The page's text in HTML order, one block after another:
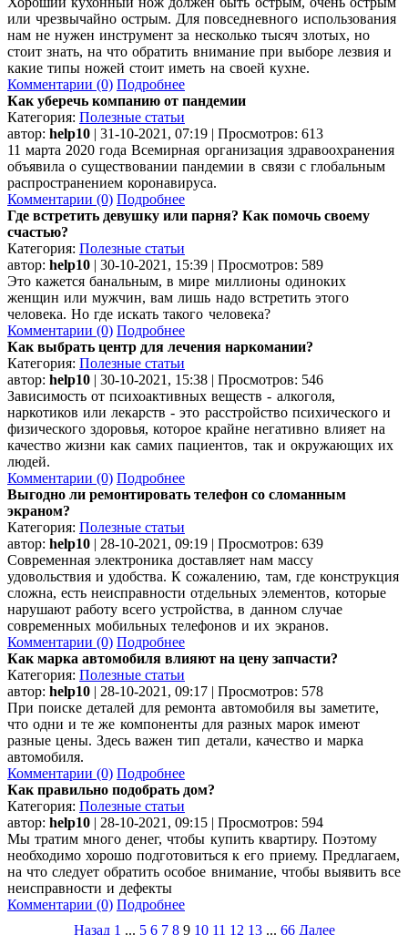
или чрезвычайно острым. Для повседневного использования
нам не нужен инструмент за несколько тысяч злотых, но
стоит знать, на что обратить внимание при выборе лезвия и
какие типы ножей стоит иметь на своей кухне.
Комментарии (0) Подробнее
Как уберечь компанию от пандемии
Категория: Полезные статьи
автор: help10 | 31-10-2021, 07:19 | Просмотров: 613
11 марта 2020 года Всемирная организация здравоохранения
объявила о существовании пандемии в связи с глобальным
распространением коронавируса.
Комментарии (0) Подробнее
Где встретить девушку или парня? Как помочь своему
счастью?
Категория: Полезные статьи
автор: help10 | 30-10-2021, 15:39 | Просмотров: 589
Это кажется банальным, в мире миллионы одиноких
женщин или мужчин, вам лишь надо встретить этого
человека. Но где искать такого человека?
Комментарии (0) Подробнее
Как выбрать центр для лечения наркомании?
Категория: Полезные статьи
автор: help10 | 30-10-2021, 15:38 | Просмотров: 546
Зависимость от психоактивных веществ - алкоголя,
наркотиков или лекарств - это расстройство психического и
физического здоровья, которое крайне негативно влияет на
качество жизни как самих пациентов, так и окружающих их
людей.
Комментарии (0) Подробнее
Выгодно ли ремонтировать телефон со сломанным
экраном?
Категория: Полезные статьи
автор: help10 | 28-10-2021, 09:19 | Просмотров: 639
Современная электроника доставляет нам массу
удовольствия и удобства. К сожалению, там, где конструкция
сложна, есть неисправности отдельных элементов, которые
нарушают работу всего устройства, в данном случае
современных мобильных телефонов и их экранов.
Комментарии (0) Подробнее
Как марка автомобиля влияют на цену запчасти?
Категория: Полезные статьи
автор: help10 | 28-10-2021, 09:17 | Просмотров: 578
При поиске деталей для ремонта автомобиля вы заметите,
что одни и те же компоненты для разных марок имеют
разные цены. Здесь важен тип детали, качество и марка
автомобиля.
Комментарии (0) Подробнее
Как правильно подобрать дом?
Категория: Полезные статьи
автор: help10 | 28-10-2021, 09:15 | Просмотров: 594
Мы тратим много денег, чтобы купить квартиру. Поэтому
необходимо хорошо подготовиться к его приему. Предлагаем,
на что следует обратить особое внимание, чтобы выявить все
неисправности и дефекты
Комментарии (0) Подробнее
Назад 1 ... 5 6 7 8 9 10 11 12 13 ... 66 Далее